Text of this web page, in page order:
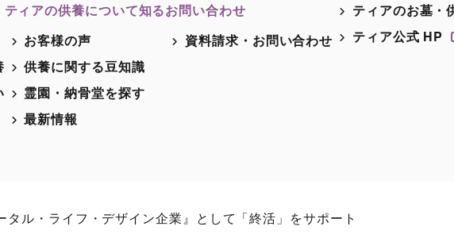
ティアの供養について知る
お客様の声
供養に関する豆知識
霊園・納骨堂を探す
最新情報
お問い合わせ
資料請求・お問い合わせ
ティアのお墓・
ティア公式 HP
タル・ライフ・デザイン企業』として「終活」をサポート